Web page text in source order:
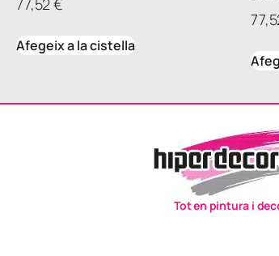
77,52€
Afegeix a la cistella
Tot en pintura i